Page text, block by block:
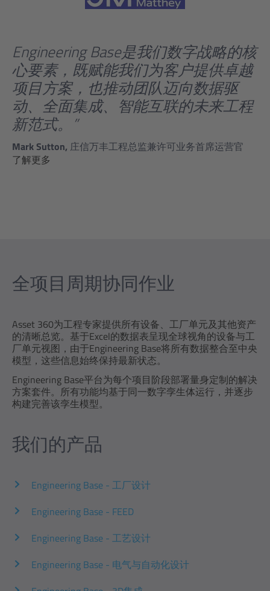
Engineering Base是我们数字战略的核
心要素，既赋能我们为客户提供卓越
项目方案，也推动团队迈向数据驱
动、全面集成、智能互联的未来工程
新范式。”
Mark Sutton, 庄信万丰工程总监兼许可业务首席运营官
了解更多
全项目周期协同作业
Asset 360为工程专家提供所有设备、工厂单元及其他资产
的清晰总览。基于Excel的数据表呈现全球视角的设备与工
厂单元视图，由于Engineering Base将所有数据整合至中央
模型，这些信息始终保持最新状态。
Engineering Base平台为每个项目阶段部署量身定制的解决
方案套件。所有功能均基于同一数字孪生体运行，并逐步
构建完善该孪生模型。
我们的产品
Engineering Base - 工厂设计
Engineering Base - FEED
Engineering Base - 工艺设计
Engineering Base - 电气与自动化设计